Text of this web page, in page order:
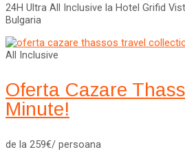
24H Ultra All Inclusive la Hotel Grifid
Bulgaria
All Inclusive
Oferta Cazare
Minute!
de la 259€/ persoana